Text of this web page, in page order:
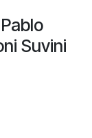
Suvini